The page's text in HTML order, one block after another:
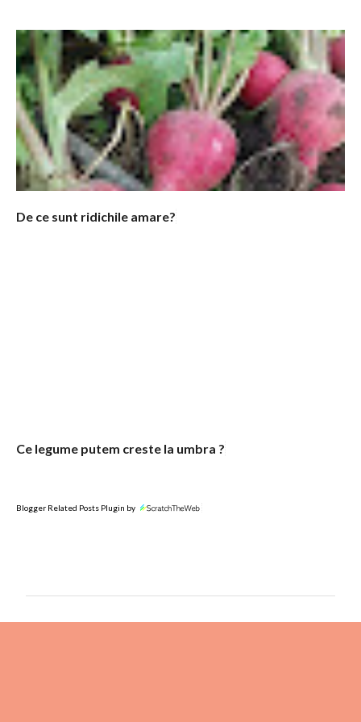
De ce sunt ridichile amare?
Ce legume putem creste la umbra ?
Blogger Related Posts Plugin by